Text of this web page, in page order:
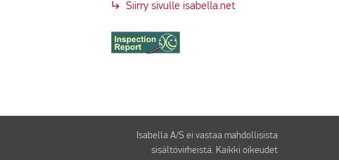
subdirectory_arrow_right Siirry sivulle isabella.net
Isabella A/S ei vastaa mahdollisista
sisältövirheistä. Kaikki oikeudet